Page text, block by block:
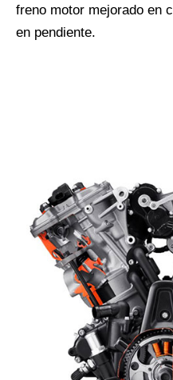
freno motor mejorado en
en pendiente.